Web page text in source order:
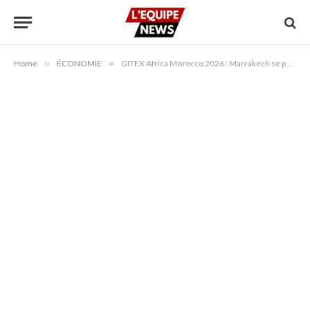
Home » ÉCONOMIE » GITEX Africa Morocco 2026 : Marrakech se positionne comme hub mondial de l’innovation et de l’intelligence artificielle en Afrique